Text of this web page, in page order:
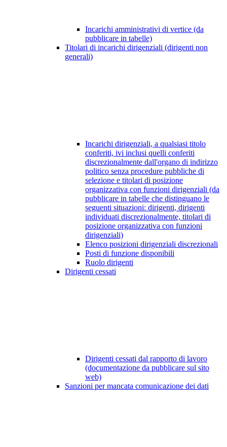
Incarichi amministrativi di vertice (da
pubblicare in tabelle)
Titolari di incarichi dirigenziali (dirigenti non
generali)
Incarichi dirigenziali, a qualsiasi titolo
conferiti, ivi inclusi quelli conferiti
discrezionalmente dall'organo di indirizzo
politico senza procedure pubbliche di
selezione e titolari di posizione
organizzativa con funzioni dirigenziali (da
pubblicare in tabelle che distinguano le
seguenti situazioni: dirigenti, dirigenti
individuati discrezionalmente, titolari di
posizione organizzativa con funzioni
dirigenziali)
Elenco posizioni dirigenziali discrezionali
Posti di funzione disponibili
Ruolo dirigenti
Dirigenti cessati
Dirigenti cessati dal rapporto di lavoro
(documentazione da pubblicare sul sito
web)
Sanzioni per mancata comunicazione dei dati